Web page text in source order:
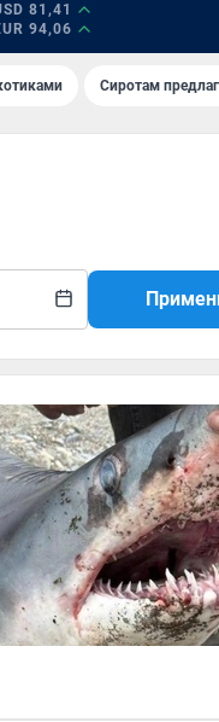
81,41
94,06
Сиротам